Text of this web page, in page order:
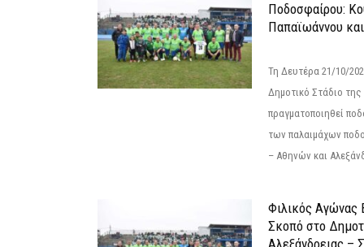
Ποδοσφαίρου:
Παπαϊωάννου
Τη Δευτέρα 21/10/
Δημοτικό Στάδιο
πραγματοποιηθεί
των παλαιμάχων
– Αθηνών και
Φιλικός Αγώνας
Σκοπό στο
Αλεξάνδρειας –